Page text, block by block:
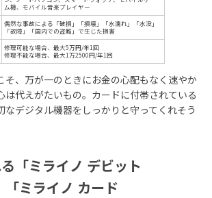
そ、万が一のときにお金の心配もなく速やか
は代えがたいもの。カードに付帯されている
なデジタル機器をしっかりと守ってくれそう
「ミライノ デビット
ミライノ カード